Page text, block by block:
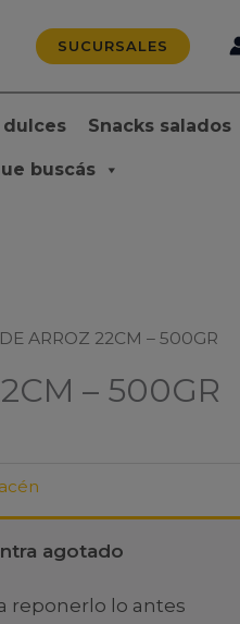
SUCURSALES
dulces Snacks salados
buscás
ARROZ 22CM – 500GR
– 500GR
agotado
reponerlo lo antes